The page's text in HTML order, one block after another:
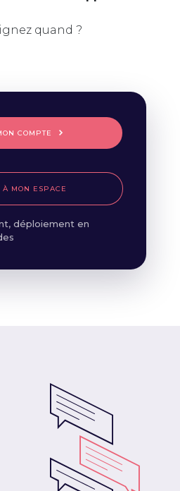
quand ?
COMPTE
MON ESPACE
déploiement en